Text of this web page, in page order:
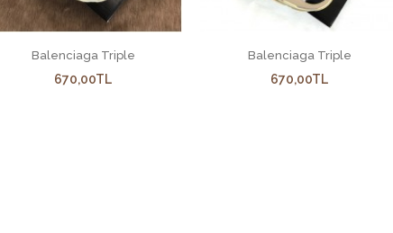
Balenciaga Triple
Balenciaga Triple
670,00TL
Balenciaga Triple
670,00TL